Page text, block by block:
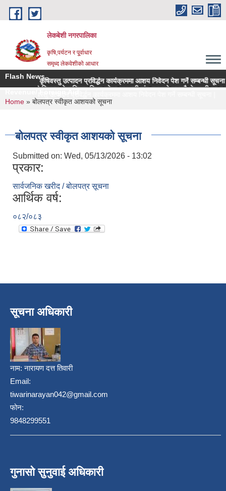
Skip to main content
लेकबेशी नगरपालिका
कृषि,पर्यटन र पू्र्वाधार
समृध्द लेकवेशीको आधार
Flash News
उच्च मूल्य कृषिवस्तु उत्पादन प्रविर्द्धन कार्यक्रममा आशय निवेदन पेश गर्ने सम्बन्धी सूचना |
नियमन क्षेत्रधिकार भित्र रहेका सहकारी संस्थाहरुको समयमै लेखापरीक्षण र
You are here
Home » बोलपत्र स्वीकृत आशयको सूचना
बोलपत्र स्वीकृत आशयको सूचना
Submitted on: Wed, 05/13/2026 - 13:02
प्रकार:
सार्वजनिक खरीद / बोलपत्र सूचना
आर्थिक वर्ष:
०८२/०८३
सूचना अधिकारी
नाम:नारायण दत्त तिवारी
Email:
tiwarinarayan042@gmail.com
फोन:
9848299551
गुनासो सुनुवाई अधिकारी